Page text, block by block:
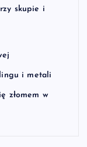
skupie i
i metali
złomem w